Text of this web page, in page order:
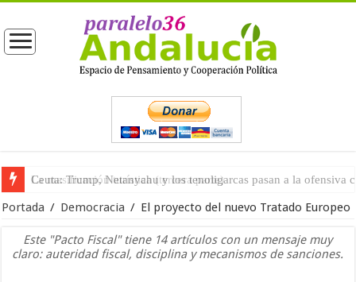
La masificación turística (tercera parte)
Portada / Democracia / El proyecto del nuevo Tratado Europeo
Este "Pacto Fiscal" tiene 14 artículos con un mensaje muy
claro: auteridad fiscal, disciplina y mecanismos de sanciones.